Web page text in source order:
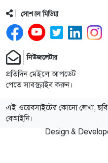
এসোসিয়েশনের
১২
নগরীর মসজিদ ও
১৩
নওগাঁর মান্দায় ২৯৬
সোশ্যাল মিডিয়া
নিউজলেটার
প্রতিদিন মেইলে আপডেট
পেতে সাবস্ক্রাইব করুন।
এই ওয়েবসাইটের কোনো লেখা,
বেআইনি।
Design &